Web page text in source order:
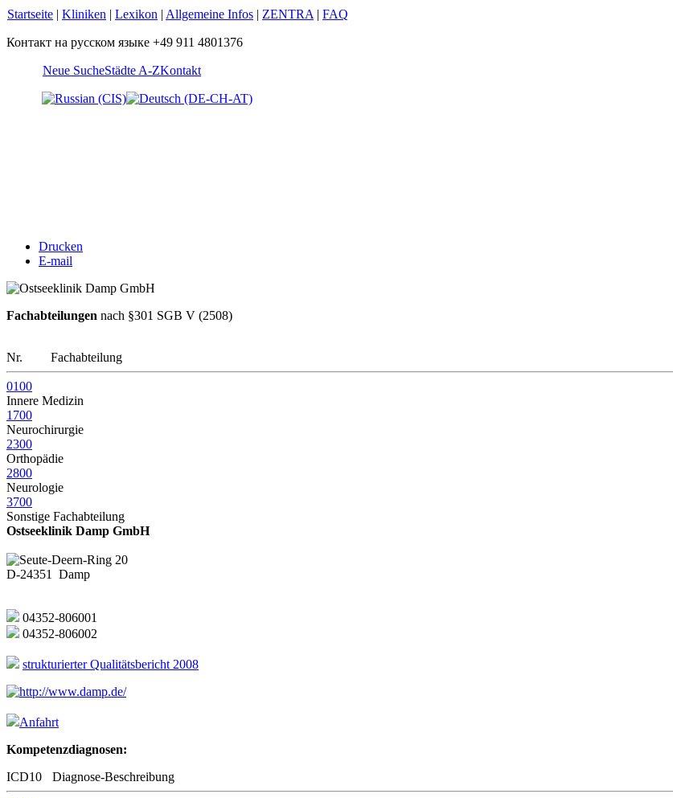
Startseite | Kliniken | Lexikon | Allgemeine Infos | ZENTRA | FAQ
Контакт на русском языке +49 911 4801376
Neue SucheStädte A-ZKontakt
Drucken
E-mail
Fachabteilungen nach §301 SGB V (2508)
Nr. Fachabteilung
0100
Innere Medizin
1700
Neurochirurgie
2300
Orthopädie
2800
Neurologie
3700
Sonstige Fachabteilung
Ostseeklinik Damp GmbH
Seute-Deern-Ring 20
D-24351 Damp
04352-806001
04352-806002
strukturierter Qualitätsbericht 2008
http://www.damp.de/
Anfahrt
Kompetenzdiagnosen:
ICD10
Diagnose-Beschreibung